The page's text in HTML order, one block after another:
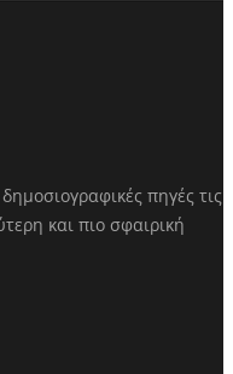
πηγές τις
και πιο σφαιρική